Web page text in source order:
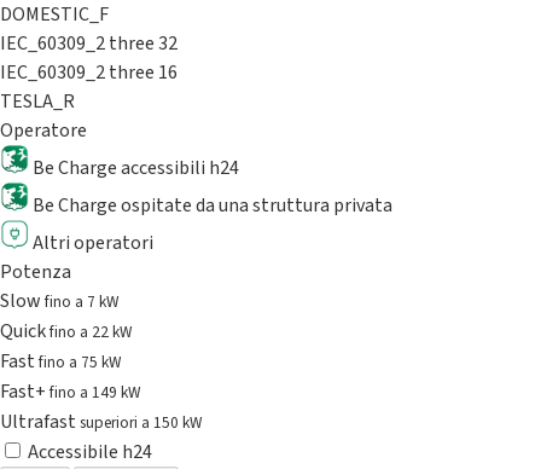
DOMESTIC_F
IEC_60309_2 three 32
IEC_60309_2 three 16
TESLA_R
Operatore
Be Charge accessibili h24
Be Charge ospitate da una struttura privata
Altri operatori
Potenza
Slowfino a 7 kW
Quickfino a 22 kW
Fastfino a 75 kW
Fast+fino a 149 kW
Ultrafast superiori a 150 kW
Accessibile h24